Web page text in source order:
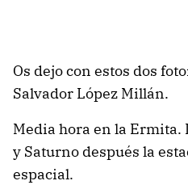
Os dejo con estos dos
Salvador López Millán.
Media hora en la
y Saturno después la
espacial.